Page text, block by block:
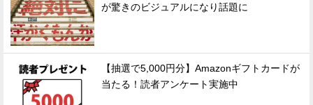
が驚きのビジュアルになり話題に
【抽選で5,000円分】Amazonギフトカードが
当たる！読者アンケート実施中